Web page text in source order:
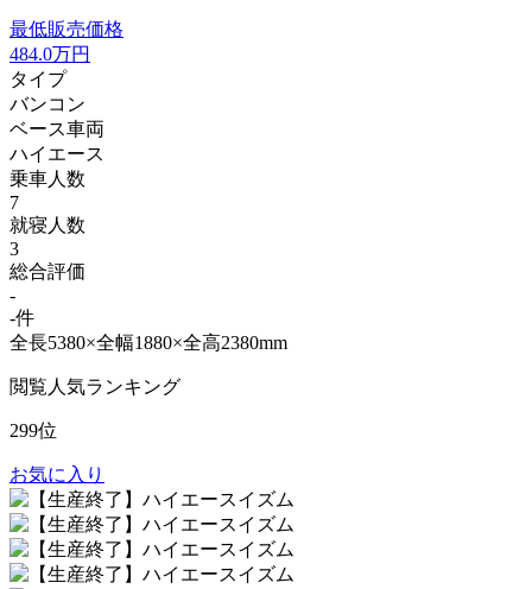
最低販売価格
484.0万円
タイプ
バンコン
ベース車両
ハイエース
乗車人数
7
就寝人数
3
総合評価
-
-件
全長5380×全幅1880×全高2380mm
閲覧人気ランキング
299位
お気に入り